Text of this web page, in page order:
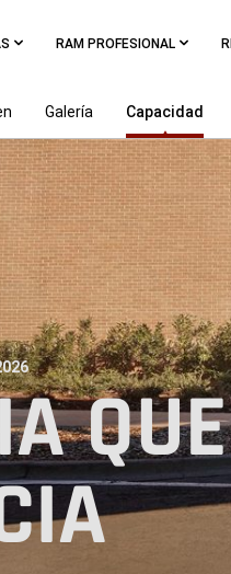
RAM PROFESIONAL
Galería Capacidad